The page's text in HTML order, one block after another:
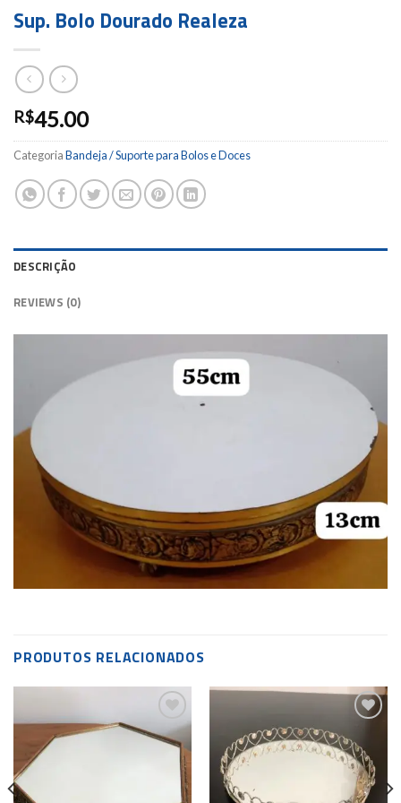
Sup. Bolo Dourado Realeza
R$45.00
CategoriaBandeja / Suporte para Bolos e Doces
DESCRIÇÃO
REVIEWS (0)
PRODUTOS RELACIONADOS
Add to
wishlist
wishlist